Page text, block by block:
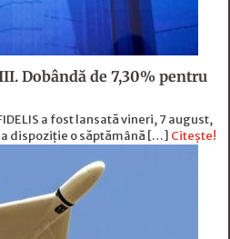
Dobândă de 7,30% pentru
a fost lansată vineri, 7 august,
dispoziție o săptămână […] Citește!